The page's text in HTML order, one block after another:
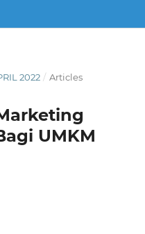
2022 / Articles
UMKM